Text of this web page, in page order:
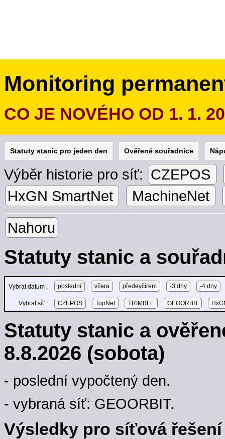
Monitoring
CO JE NOVÉHO OD 1. 1.
Statuty stanic pro jeden den Ověřené souřadnice
Výběr historie pro síť: CZEPOS
HxGN SmartNet
MachineNet
Nahoru
Statuty stanic a
Vybrat datum : poslední včera předevčírem -3 dny -4 dny
Vybrat síť : CZEPOS TopNet TRIMBLE GEOORBIT
Statuty stanic a
8.8.2026 (sobota)
- poslední vypočtený den.
- vybraná síť: GEOORBIT.
Výsledky pro síťová